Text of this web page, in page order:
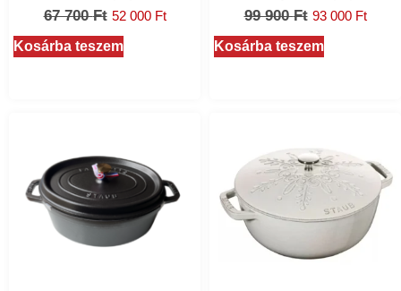
67 700Ft 52 000 Ft
Kosárba teszem
99 900Ft 93 000 Ft
Kosárba teszem